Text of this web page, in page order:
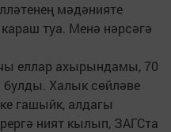
мәдәнияте
туа. Менә нәрсәгә
еллар ахырындамы, 70
Халык сөйләве
гашыйк, алдагы
ният кылып, ЗАГСта